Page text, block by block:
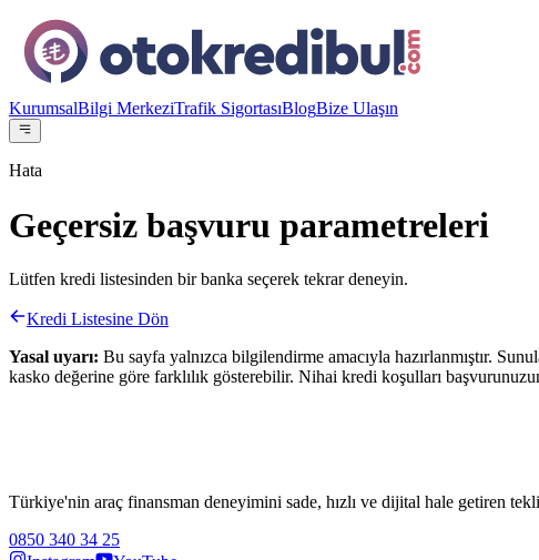
KurumsalBilgi MerkeziTrafik SigortasıBlogBize Ulaşın
Hata
Geçersiz başvuru parametreleri
Lütfen kredi listesinden bir banka seçerek tekrar deneyin.
Kredi Listesine Dön
Yasal uyarı: Bu sayfa yalnızca bilgilendirme amacıyla hazırlanmıştır.
kasko değerine göre farklılık gösterebilir. Nihai kredi koşulları
Türkiye'nin araç finansman deneyimini sade, hızlı ve dijital hale getiren
0850 340 34 25